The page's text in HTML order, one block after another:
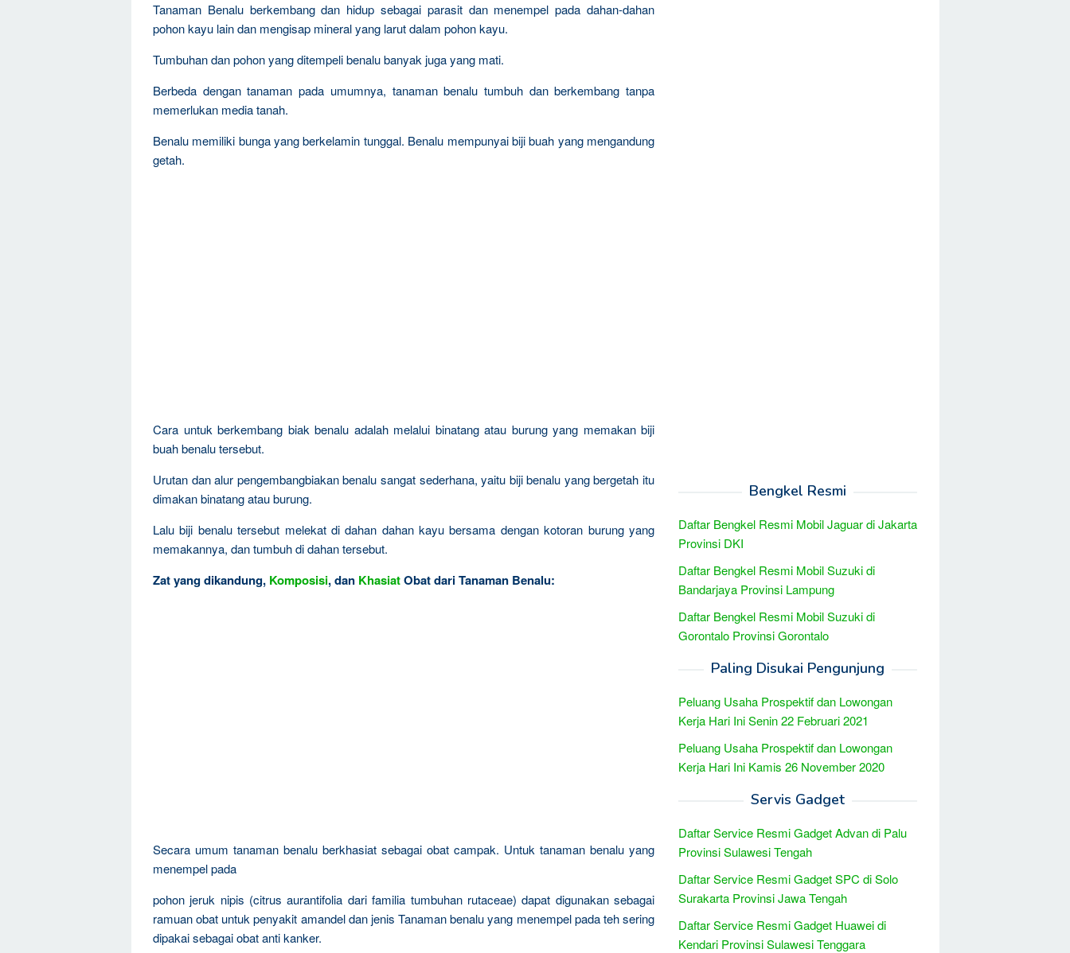
Tanaman Benalu berkembang dan hidup sebagai parasit dan menempel pada dahan-dahan
pohon kayu lain dan mengisap mineral yang larut dalam pohon kayu.
Tumbuhan dan pohon yang ditempeli benalu banyak juga yang mati.
Berbeda dengan tanaman pada umumnya, tanaman benalu tumbuh dan berkembang tanpa
memerlukan media tanah.
Benalu memiliki bunga yang berkelamin tunggal. Benalu mempunyai biji buah yang mengandung
getah.
Cara untuk berkembang biak benalu adalah melalui binatang atau burung yang memakan biji
buah benalu tersebut.
Urutan dan alur pengembangbiakan benalu sangat sederhana, yaitu biji benalu yang bergetah itu
dimakan binatang atau burung.
Lalu biji benalu tersebut melekat di dahan dahan kayu bersama dengan kotoran burung yang
memakannya, dan tumbuh di dahan tersebut.
Zat yang dikandung, Komposisi, dan KhasiatObat dari Tanaman Benalu:
Secara umum tanaman benalu berkhasiat sebagai obat campak. Untuk tanaman benalu yang
menempel pada
pohon jeruk nipis (citrus aurantifolia dari familia tumbuhan rutaceae) dapat digunakan sebagai
ramuan obat untuk penyakit amandel dan jenis Tanaman benalu yang menempel pada teh sering
dipakai sebagai obat anti kanker.
Bengkel Resmi
Daftar Bengkel Resmi Mobil Jaguar di Jakarta
Provinsi DKI
Daftar Bengkel Resmi Mobil Suzuki di
Bandarjaya Provinsi Lampung
Daftar Bengkel Resmi Mobil Suzuki di
Gorontalo Provinsi Gorontalo
Paling Disukai Pengunjung
Peluang Usaha Prospektif dan Lowongan
Kerja Hari Ini Senin 22 Februari 2021
Peluang Usaha Prospektif dan Lowongan
Kerja Hari Ini Kamis 26 November 2020
Servis Gadget
Daftar Service Resmi Gadget Advan di Palu
Provinsi Sulawesi Tengah
Daftar Service Resmi Gadget SPC di Solo
Surakarta Provinsi Jawa Tengah
Daftar Service Resmi Gadget Huawei di
Kendari Provinsi Sulawesi Tenggara